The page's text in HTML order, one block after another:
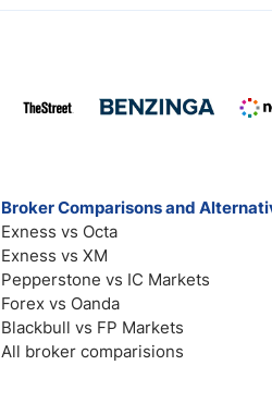
Broker Comparisons and
Exness vs Octa
Exness vs XM
Pepperstone vs IC Markets
Forex vs Oanda
Blackbull vs FP Markets
All broker comparisions